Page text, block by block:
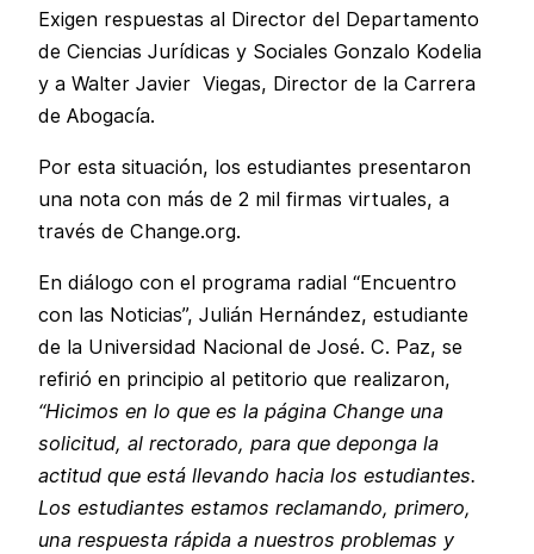
Exigen respuestas al Director del Departamento
de Ciencias Jurídicas y Sociales Gonzalo Kodelia
y a Walter Javier Viegas, Director de la Carrera
de Abogacía.
Por esta situación, los estudiantes presentaron
una nota con más de 2 mil firmas virtuales, a
través de Change.org.
En diálogo con el programa radial “Encuentro
con las Noticias”, Julián Hernández, estudiante
de la Universidad Nacional de José. C. Paz, se
refirió en principio al petitorio que realizaron,
“Hicimos en lo que es la página Change una
solicitud, al rectorado, para que deponga la
actitud que está llevando hacia los estudiantes.
Los estudiantes estamos reclamando, primero,
una respuesta rápida a nuestros problemas y